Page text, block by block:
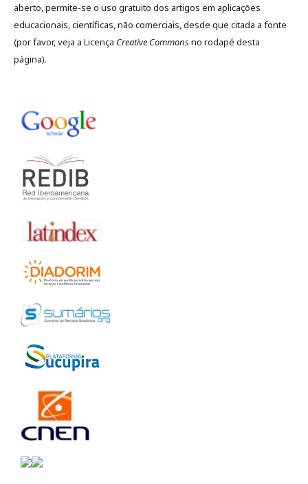
aberto, permite-se o uso gratuito dos artigos em aplicações
educacionais, científicas, não comerciais, desde que citada a fonte
(por favor, veja a Licença Creative Commonsno rodapé desta
página).